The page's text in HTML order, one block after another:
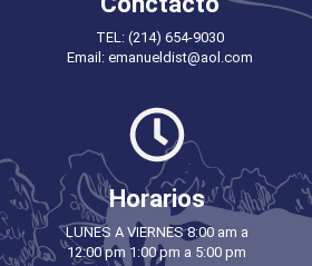
TEL: (214) 654-9030
Email: emanueldist@aol.com
Horarios
LUNES A VIERNES 8:00 am a
12:00 pm 1:00 pm a 5:00 pm